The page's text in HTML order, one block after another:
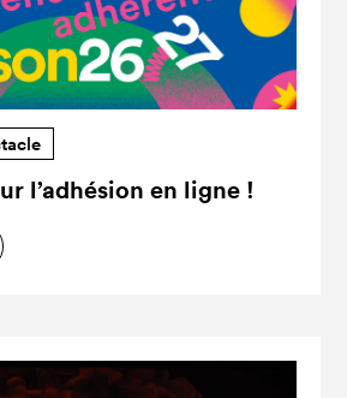
l’adhésion en ligne !